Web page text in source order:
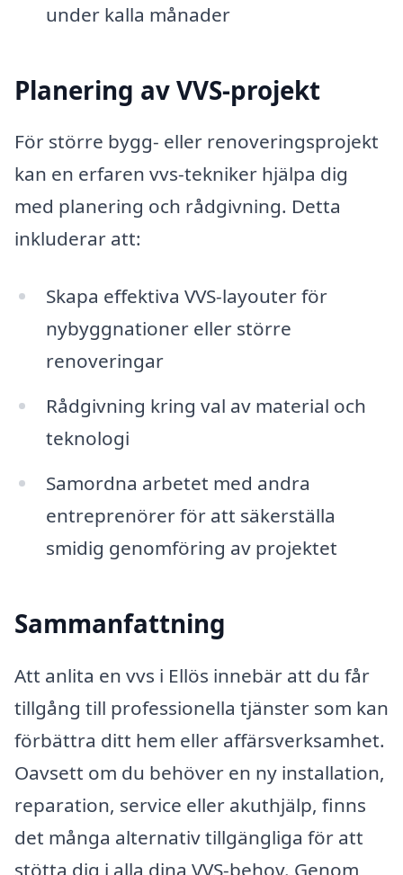
under kalla månader
Planering av VVS-projekt
För större bygg- eller renoveringsprojekt
kan en erfaren vvs-tekniker hjälpa dig
med planering och rådgivning. Detta
inkluderar att:
Skapa effektiva VVS-layouter för
nybyggnationer eller större
renoveringar
Rådgivning kring val av material och
teknologi
Samordna arbetet med andra
entreprenörer för att säkerställa
smidig genomföring av projektet
Sammanfattning
Att anlita en vvs i Ellös innebär att du får
tillgång till professionella tjänster som kan
förbättra ditt hem eller affärsverksamhet.
Oavsett om du behöver en ny installation,
reparation, service eller akuthjälp, finns
det många alternativ tillgängliga för att
stötta dig i alla dina VVS-behov. Genom